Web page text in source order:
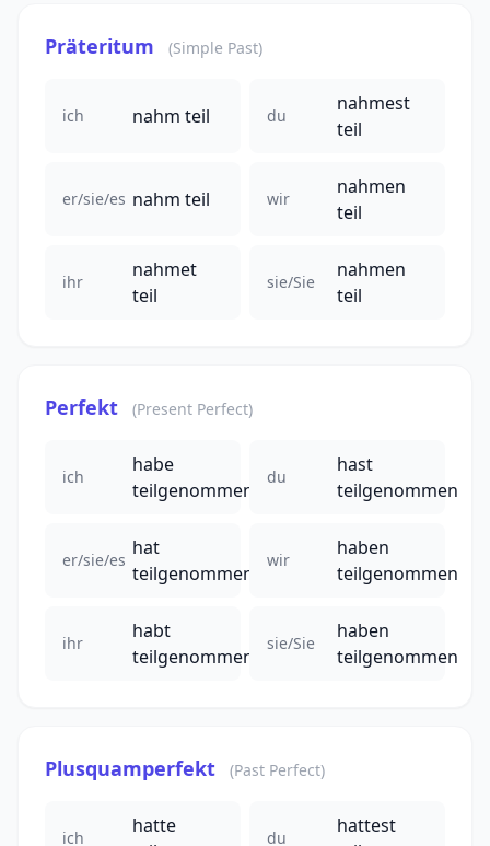
Präteritum (Simple Past)
ich nahm teil du
nahmest
teil
er/sie/es nahm teil wir
nahmen
teil
ihr
nahmet
teil
sie/Sie
nahmen
teil
Perfekt (Present Perfect)
ich
habe
teilgenommen
du
hast
teilgenommen
er/sie/es
hat
teilgenommen
wir
haben
teilgenommen
ihr
habt
teilgenommen
sie/Sie
haben
teilgenommen
Plusquamperfekt (Past Perfect)
ich
hatte
du
hattest